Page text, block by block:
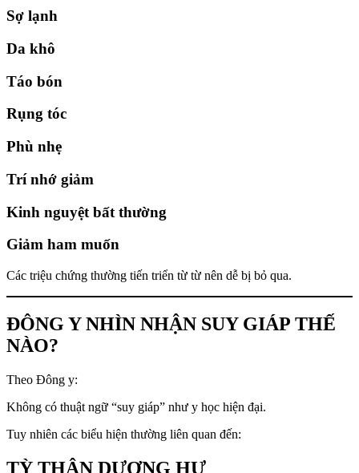
Sợ lạnh
Da khô
Táo bón
Rụng tóc
Phù nhẹ
Trí nhớ giảm
Kinh nguyệt bất thường
Giảm ham muốn
Các triệu chứng thường tiến triển từ từ nên dễ bị bỏ qua.
ĐÔNG Y NHÌN NHẬN SUY GIÁP THẾ
NÀO?
Theo Đông y:
Không có thuật ngữ “suy giáp” như y học hiện đại.
Tuy nhiên các biểu hiện thường liên quan đến:
TỲ THẬN DƯƠNG HƯ